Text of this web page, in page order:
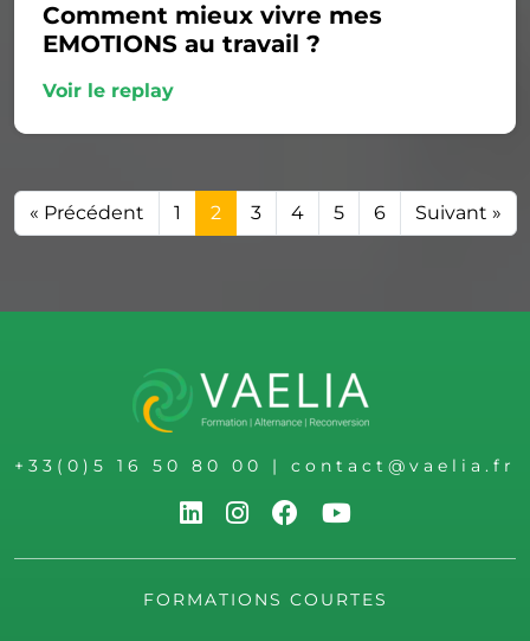
Comment mieux vivre mes
EMOTIONS au travail ?
Voir le replay
« Précédent 1 2 3 4 5 6 Suivant »
+33(0)5 16 50 80 00 | contact@vaelia.fr
FORMATIONS COURTES